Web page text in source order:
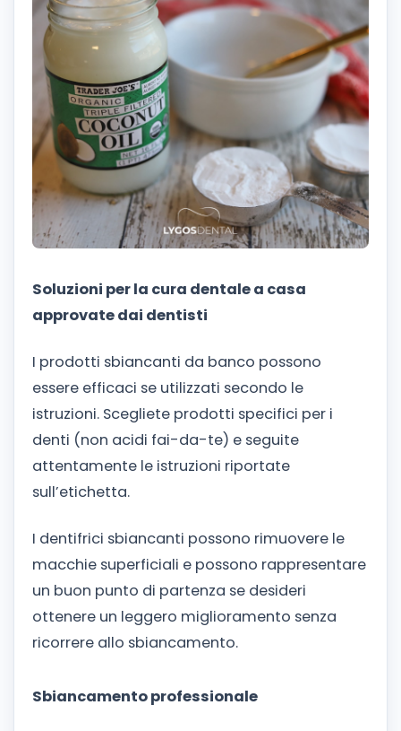
Soluzioni per la cura dentale a casa
approvate dai dentisti
I prodotti sbiancanti da banco possono
essere efficaci se utilizzati secondo le
istruzioni. Scegliete prodotti specifici per i
denti (non acidi fai-da-te) e seguite
attentamente le istruzioni riportate
sull’etichetta.
I dentifrici sbiancanti possono rimuovere le
macchie superficiali e possono rappresentare
un buon punto di partenza se desideri
ottenere un leggero miglioramento senza
ricorrere allo sbiancamento.
Sbiancamento professionale